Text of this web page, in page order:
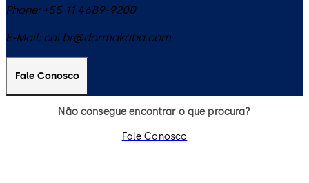
Phone: +55 11 4689-9200
E-Mail: cai.br@dormakaba.com
Fale Conosco
Não consegue encontrar o que procura?
Fale Conosco